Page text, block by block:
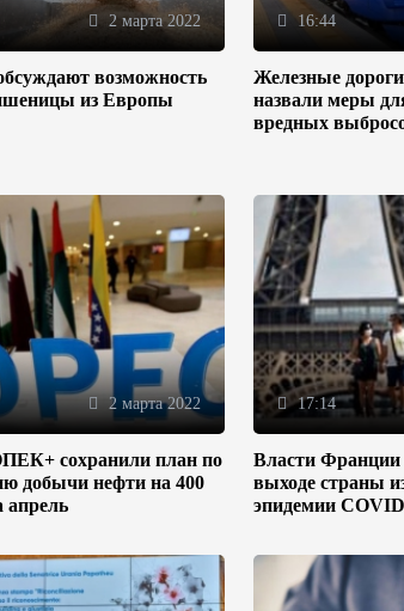
2 марта 2022
возможность
из Европы
16:44
Железные
назвали меры
вредных
2 марта 2022
сохранили план по
добычи нефти на 400
апрель
17:14
Власти Франции
выходе страны
эпидемии